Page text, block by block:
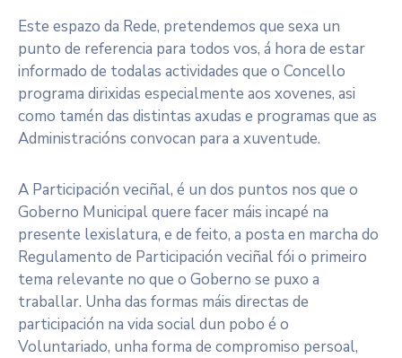
Este espazo da Rede, pretendemos que sexa un
punto de referencia para todos vos, á hora de estar
informado de todalas actividades que o Concello
programa dirixidas especialmente aos xovenes, asi
como tamén das distintas axudas e programas que as
Administracións convocan para a xuventude.
A Participación veciñal, é un dos puntos nos que o
Goberno Municipal quere facer máis incapé na
presente lexislatura, e de feito, a posta en marcha do
Regulamento de Participación veciñal fói o primeiro
tema relevante no que o Goberno se puxo a
traballar. Unha das formas máis directas de
participación na vida social dun pobo é o
Voluntariado, unha forma de compromiso persoal,